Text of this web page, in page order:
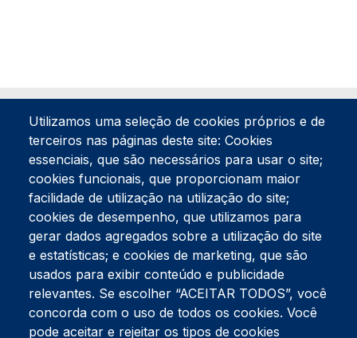
Tel:234 390 100Fax:234 390 100
Endereço Postal
Apartado 42
Rua Gil Eanes 31
3834-908 Gafanha da Nazaré
Estúdios
Rua Prior Guerra
Utilizamos uma seleção de cookies próprios e de
terceiros nas páginas deste site: Cookies
essenciais, que são necessários para usar o site;
cookies funcionais, que proporcionam maior
facilidade de utilização na utilização do site;
cookies de desempenho, que utilizamos para
gerar dados agregados sobre a utilização do site
e estatísticas; e cookies de marketing, que são
usados para exibir conteúdo e publicidade
relevantes. Se escolher “ACEITAR TODOS”, você
concorda com o uso de todos os cookies. Você
pode aceitar e rejeitar os tipos de cookies